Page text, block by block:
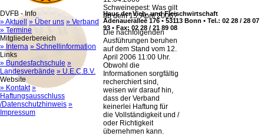
Haus der Vieh- und Fleischwirtschaft
Adenauerallee 176 • 53113 Bonn • Tel.: 02 28 / 28 07
93 • Fax: 02 28 / 21 89 08
DVFB - Info
» Aktuell
» Über uns » Verband
» Termine
Mitgliederbereich
» Interna » Schnellinformation
Links
» Bundesfachschule »
Landesverbände » U.E.C.B.V.
Website
» Kontakt »
Haftungsausschluss
/Datenschutzhinweis »
Impressum
Schweinepest: Was gilt
ab dem 15. April 2006?
Die nachfolgenden
Ausführungen beruhen
auf dem Stand vom 12.
April 2006 11:00 Uhr.
Obwohl die
Informationen sorgfältig
recherchiert sind,
weisen wir darauf hin,
dass der Verband
keinerlei Haftung für
die Vollständigkeit und /
oder Richtigkeit
übernehmen kann.